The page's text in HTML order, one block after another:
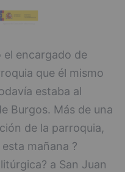
el encargado de
que él mismo
estaba al
Burgos. Más de una
de la parroquia,
mañana ?
a San Juan